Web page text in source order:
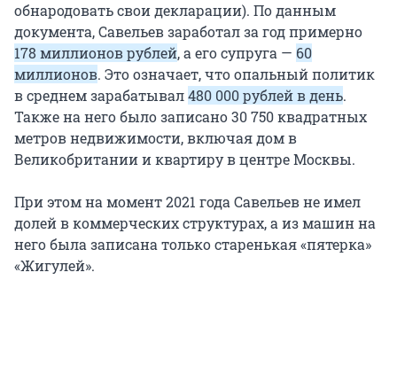
обнародовать свои декларации). По данным
документа, Савельев заработал за год примерно
178 миллионов рублей, а его супруга — 60
миллионов. Это означает, что опальный политик
в среднем зарабатывал480 000 рублей в день.
Также на него было записано 30 750 квадратных
метров недвижимости, включая дом в
Великобритании и квартиру в центре Москвы.
При этом на момент 2021 года Савельев не имел
долей в коммерческих структурах, а из машин на
него была записана только старенькая «пятерка»
«Жигулей».